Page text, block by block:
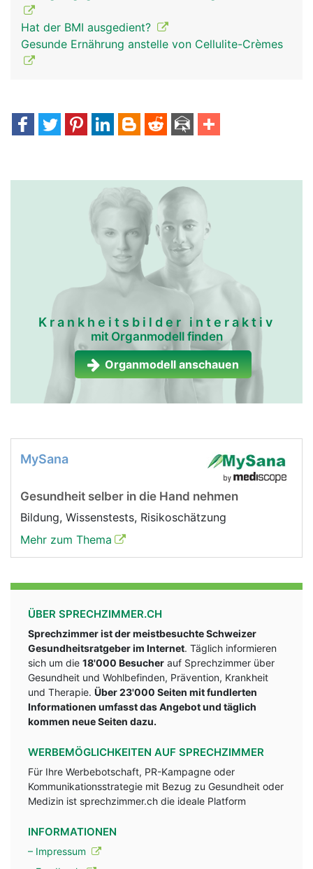
Hat der BMI ausgedient?
Gesunde Ernährung anstelle von Cellulite-Crèmes
Krankheitsbilder interaktiv
mit Organmodell finden
Organmodell anschauen
MySana
Gesundheit selber in die Hand nehmen
Bildung, Wissenstests, Risikoschätzung
Mehr zum Thema
ÜBER SPRECHZIMMER.CH
Sprechzimmer ist der meistbesuchte Schweizer
Gesundheitsratgeber im Internet. Täglich informieren
sich um die 18'000 Besucher auf Sprechzimmer über
Gesundheit und Wohlbefinden, Prävention, Krankheit
und Therapie. Über 23'000 Seiten mit fundlerten
Informationen umfasst das Angebot und täglich
kommen neue Seiten dazu.
WERBEMÖGLICHKEITEN AUF SPRECHZIMMER
Für Ihre Werbebotschaft, PR-Kampagne oder
Kommunikationsstrategie mit Bezug zu Gesundheit oder
Medizin ist sprechzimmer.ch die ideale Platform
INFORMATIONEN
– Impressum